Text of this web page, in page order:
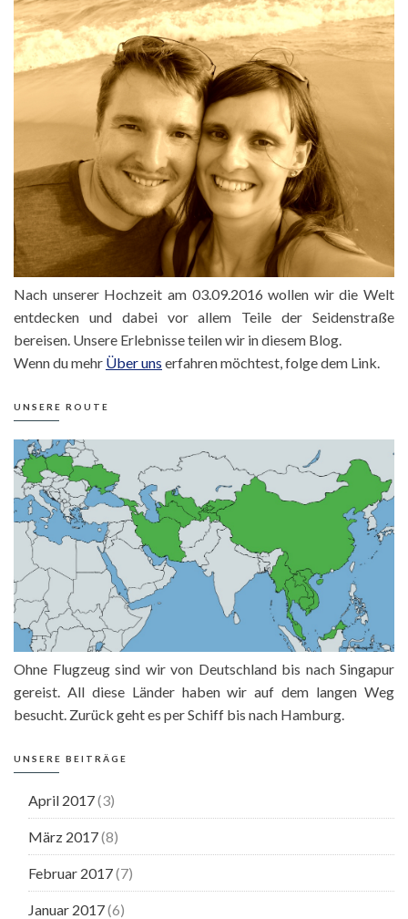
Nach unserer Hochzeit am 03.09.2016 wollen wir die Welt
entdecken und dabei vor allem Teile der Seidenstraße
bereisen. Unsere Erlebnisse teilen wir in diesem Blog.
Wenn du mehr Über uns erfahren möchtest, folge dem Link.
UNSERE ROUTE
Ohne Flugzeug sind wir von Deutschland bis nach Singapur
gereist. All diese Länder haben wir auf dem langen Weg
besucht. Zurück geht es per Schiff bis nach Hamburg.
UNSERE BEITRÄGE
April 2017(3)
März 2017(8)
Februar 2017(7)
Januar 2017(6)